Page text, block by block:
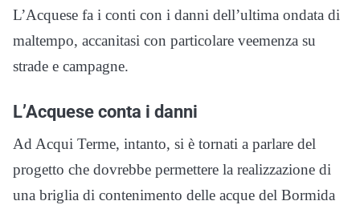
L’Acquese fa i conti con i danni dell’ultima ondata di
maltempo, accanitasi con particolare veemenza su
strade e campagne.
L’Acquese conta i danni
Ad Acqui Terme, intanto, si è tornati a parlare del
progetto che dovrebbe permettere la realizzazione di
una briglia di contenimento delle acque del Bormida